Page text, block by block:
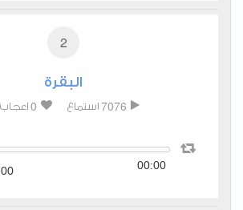
2
البقرة
7076 استماع 0 اعجاب
00:00